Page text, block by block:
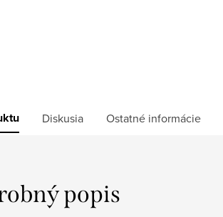
Diskusia Ostatné informácie
popis